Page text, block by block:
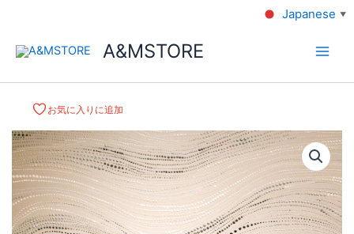
A&MSTORE
お気に入りに追加
Japanese ▼